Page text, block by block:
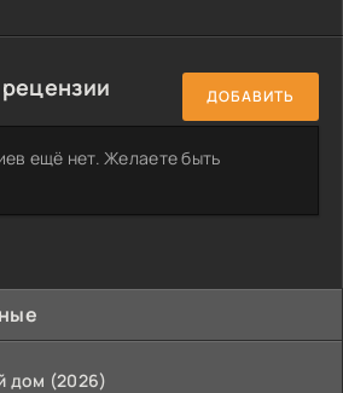
ДОБАВИТЬ
ещё нет. Желаете быть
дом (2026)